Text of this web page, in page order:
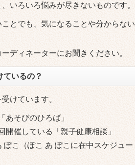
ろいろ悩みが尽きないものです。
でも、気になることや分からない
ィネーターにお聞きください。
ているの？
けています。
あそびのひろば」
開催している「親子健康相談」
ぽこ（ぽこ あ ぽこに在中スケジュー